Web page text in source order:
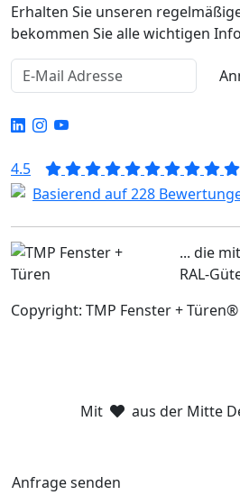
Erhalten Sie unseren
bekommen Sie alle wichtigen
4.5
Basierend auf 228
... die
RAL-
Copyright: TMP Fenster +
Mit aus der Mitte
Anfrage senden